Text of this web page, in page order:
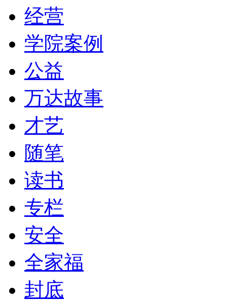
经营
学院案例
公益
万达故事
才艺
随笔
读书
专栏
安全
全家福
封底